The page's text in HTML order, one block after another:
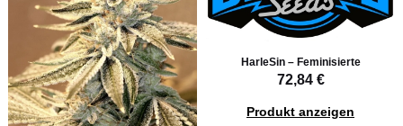
HarleSin – Feminisierte
72,84 €
Produkt anzeigen